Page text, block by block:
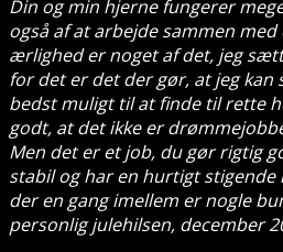
Din og min hjerne fungerer
også af at arbejde sammen
ærlighed er noget af det, jeg
for det er det der gør, at jeg
bedst muligt til at finde til rette
godt, at det ikke er
Men det er et job, du gør rigtig
stabil og har en hurtigt
der en gang imellem er nogle
personlig julehilsen, december